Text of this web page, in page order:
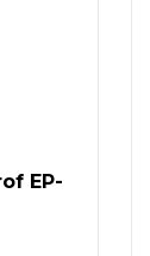
EP-